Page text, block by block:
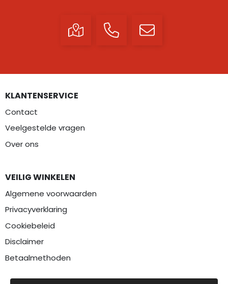
KLANTENSERVICE
Contact
Veelgestelde vragen
Over ons
VEILIG WINKELEN
Algemene voorwaarden
Privacyverklaring
Cookiebeleid
Disclaimer
Betaalmethoden